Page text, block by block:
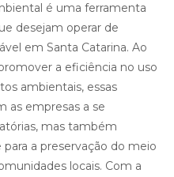
é uma ferramenta
desejam operar de
em Santa Catarina. Ao
a eficiência no uso
ambientais, essas
as empresas a se
mas também
a preservação do meio
locais. Com a